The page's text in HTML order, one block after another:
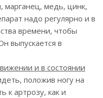
марганец, медь, цинк,
надо регулярно и в
времени, чтобы
выпускается в
и в состоянии
положив ногу на
к артрозу, как и